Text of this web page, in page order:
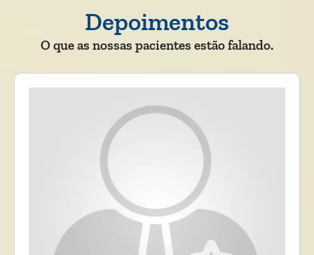
Depoimentos
O que as nossas pacientes estão falando.